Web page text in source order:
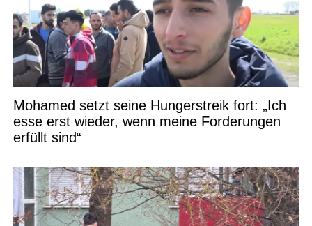
Mohamed setzt seine Hungerstreik fort: „Ich
esse erst wieder, wenn meine Forderungen
erfüllt sind“